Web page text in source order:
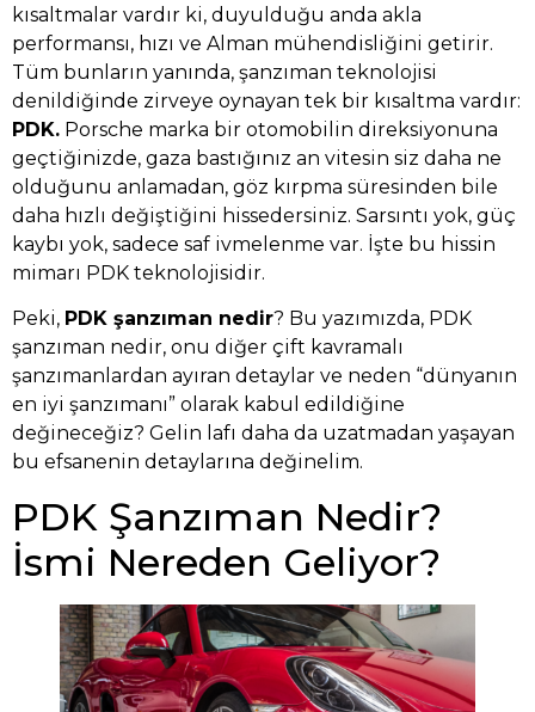
kısaltmalar vardır ki, duyulduğu anda akla
performansı, hızı ve Alman mühendisliğini getirir.
Tüm bunların yanında, şanzıman teknolojisi
denildiğinde zirveye oynayan tek bir kısaltma vardır:
PDK. Porsche marka bir otomobilin direksiyonuna
geçtiğinizde, gaza bastığınız an vitesin siz daha ne
olduğunu anlamadan, göz kırpma süresinden bile
daha hızlı değiştiğini hissedersiniz. Sarsıntı yok, güç
kaybı yok, sadece saf ivmelenme var. İşte bu hissin
mimarı PDK teknolojisidir.
Peki, PDK şanzıman nedir? Bu yazımızda, PDK
şanzıman nedir, onu diğer çift kavramalı
şanzımanlardan ayıran detaylar ve neden “dünyanın
en iyi şanzımanı” olarak kabul edildiğine
değineceğiz? Gelin lafı daha da uzatmadan yaşayan
bu efsanenin detaylarına değinelim.
PDK Şanzıman Nedir?
İsmi Nereden Geliyor?